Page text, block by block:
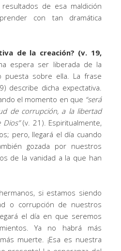
de esa maldición
con tan dramática
de la creación? (v. 19,
espera ser liberada de la
puesta sobre ella. La frase
describe dicha expectativa.
el momento en que “será
de corrupción, a la libertad
Dios”(v. 21). Espiritualmente,
pero, llegará el día cuando
gozada por nuestros
de la vanidad a la que han
si estamos siendo
o corrupción de nuestros
el día en que seremos
Ya no habrá más
muerte. ¡Esa es nuestra